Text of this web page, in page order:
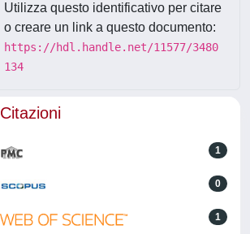
Utilizza questo identificativo per citare
o creare un link a questo documento:
https://hdl.handle.net/11577/3480
134
Citazioni
1
0
1